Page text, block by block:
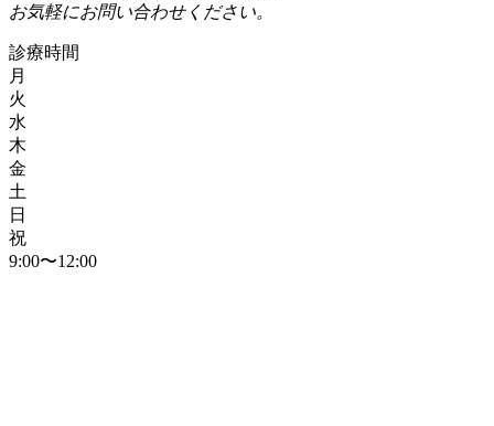
お気軽にお問い合わせください。
診療時間
月
火
水
木
金
土
日
祝
9:00〜12:00